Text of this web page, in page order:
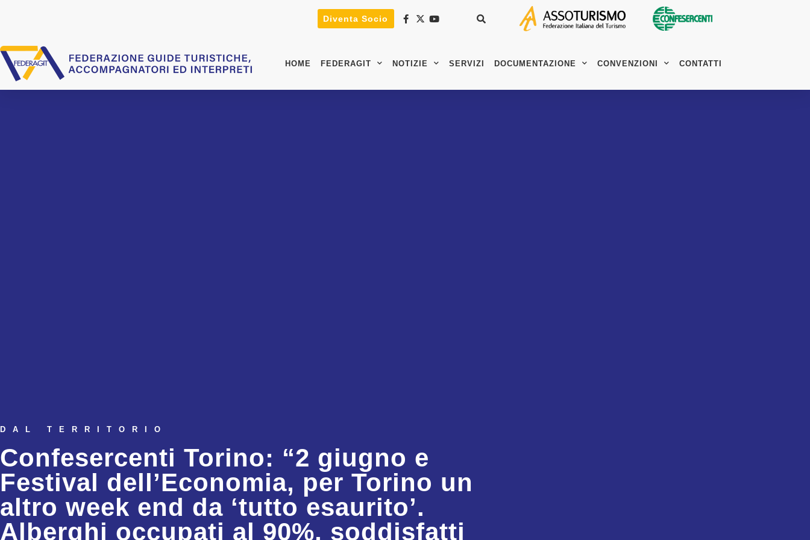
Diventa Socio
HOME FEDERAGIT NOTIZIE SERVIZI DOCUMENTAZIONE CONVENZIONI CONTATTI
DAL TERRITORIO
Confesercenti Torino: “2 giugno e
Festival dell’Economia, per Torino un
altro week end da ‘tutto esaurito’.
Alberghi occupati al 90%, soddisfatti